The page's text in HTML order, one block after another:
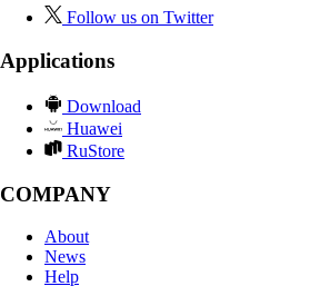
Follow us on Twitter
Applications
Download
Huawei
RuStore
COMPANY
About
News
Help